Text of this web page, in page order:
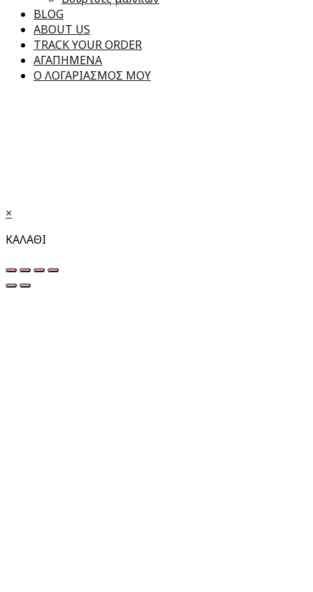
BLOG
ABOUT US
TRACK YOUR ORDER
ΑΓΑΠΗΜΕΝΑ
Ο ΛΟΓΑΡΙΑΣΜΟΣ ΜΟΥ
×
ΚΑΛΑΘΙ